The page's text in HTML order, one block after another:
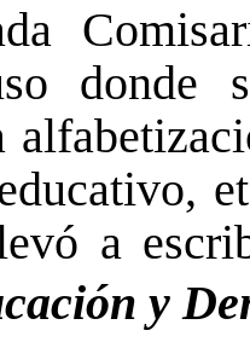
donde
a
y